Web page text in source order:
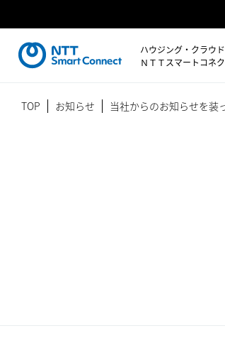
ハウジング・クラウ
ＮＴＴスマートコネ
TOP お知らせ 当社からのお知らせを装